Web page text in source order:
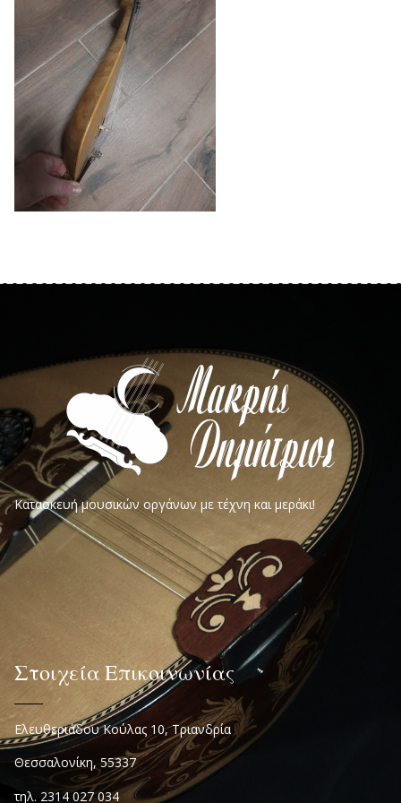
Κατασκευή μουσικών οργάνων με τέχνη και μεράκι!
Στοιχεία Επικοινωνίας
Ελευθεριάδου Κούλας 10, Τριανδρία
Θεσσαλονίκη, 55337
τηλ. 2314 027 034